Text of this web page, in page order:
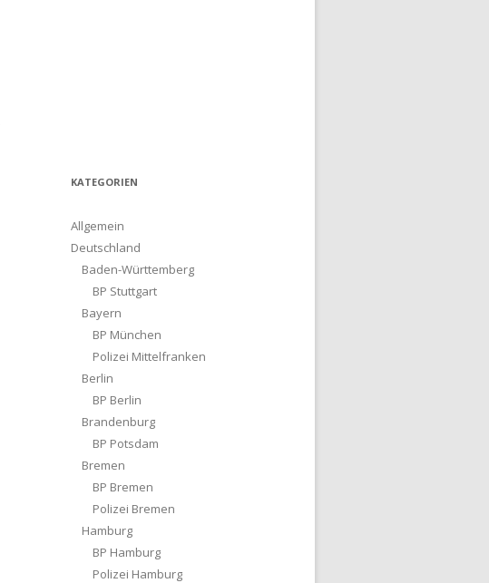
KATEGORIEN
Allgemein
Deutschland
Baden-Württemberg
BP Stuttgart
Bayern
BP München
Polizei Mittelfranken
Berlin
BP Berlin
Brandenburg
BP Potsdam
Bremen
BP Bremen
Polizei Bremen
Hamburg
BP Hamburg
Polizei Hamburg